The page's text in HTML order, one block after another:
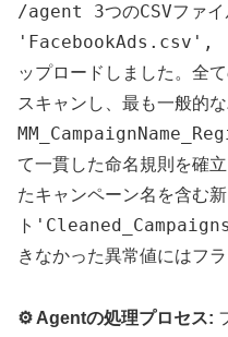
/agent 3つのCSVファ
'FacebookAds.csv',
ップロードしました。全
スキャンし、最も一般的
て一貫した命名規則を確
たキャンペーン名を含む
ト
きなかった異常値にはフ
⚙️ Agentの処理プロセス: